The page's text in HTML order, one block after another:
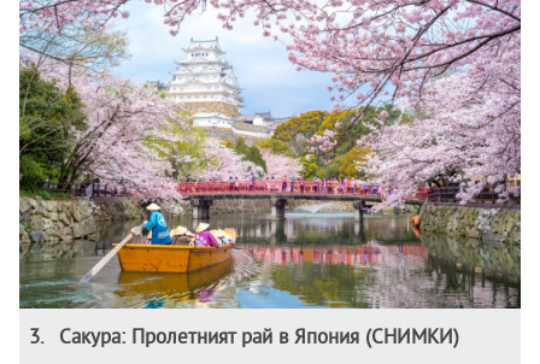
3. Сакура: Пролетният рай в Япония (СНИМКИ)